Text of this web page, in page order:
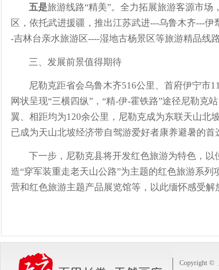
五是旅游线路“精美”。全力拓展旅游客源市场
区，依托武进援疆，推出江苏武进---乌鲁木齐---伊
-吉林台亲水旅游区----湿地古杨景区等旅游精品线
三、发展前景值得期待
尼勒克距省会乌鲁木齐516公里、首府伊宁市
网状呈现“三横四纵” ， “精-伊-霍铁路”途径尼勒克
翼、相距均为120余公里，尼勒克成为东联天山北
已成为天山北坡经济带自驾游爱好者康养避暑的首
下一步，尼勒克县将开发红色旅游为特色，
造“穿军装重走老天山公路”为主题的红色旅游系列
营和红色旅游主题产品展览馆等，以此缅怀感受
Copyright ©